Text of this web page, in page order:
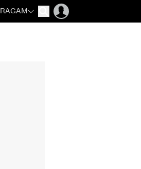
RAGAM